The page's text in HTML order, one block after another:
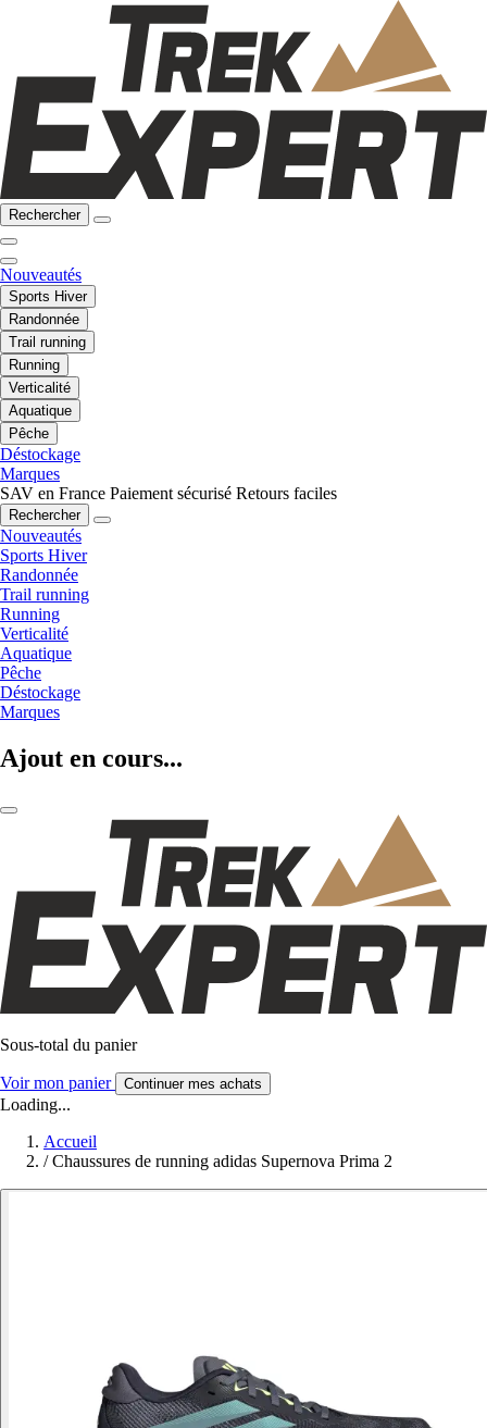
Rechercher
Nouveautés
Sports Hiver
Randonnée
Trail running
Running
Verticalité
Aquatique
Pêche
Déstockage
Marques
SAV en France Paiement sécurisé Retours faciles
Rechercher
Nouveautés
Sports Hiver
Randonnée
Trail running
Running
Verticalité
Aquatique
Pêche
Déstockage
Marques
Ajout en cours...
Sous-total du panier
Voir mon panier Continuer mes achats
Loading...
Accueil
/ Chaussures de running adidas Supernova Prima 2